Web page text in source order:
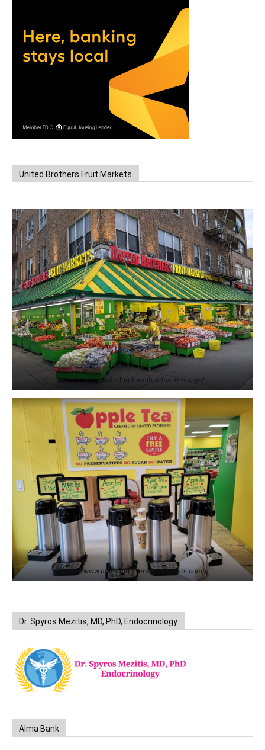
United Brothers Fruit Markets
https://www.unitedbrothersfruitmarkets.com/
https://www.unitedbrothersfruitmarkets.com/
Dr. Spyros Mezitis, MD, PhD, Endocrinology
Alma Bank